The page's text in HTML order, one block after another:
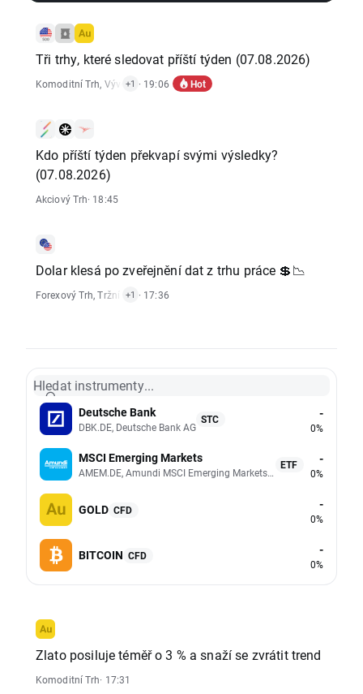
Tři trhy, které sledovat příští týden (07.08.2026)
Komoditní Trh, Vývoj Indexů
+1 · 19:06 Hot
Kdo příští týden překvapí svými výsledky?
(07.08.2026)
Akciový Trh· 18:45
Dolar klesá po zveřejnění dat z trhu práce 💲📉
Forexový Trh,Tržní Upozornění
+1 · 17:36
Hledat instrumenty...
Deutsche Bank
DBK.DE, Deutsche Bank AG
STC -
0%
MSCI Emerging Markets
AMEM.DE, Amundi MSCI Emerging Markets UCITS (Acc EUR)
ETF -
0%
GOLD CFD -
0%
BITCOIN CFD -
0%
Zlato posiluje téměř o 3 % a snaží se zvrátit trend
Komoditní Trh· 17:31